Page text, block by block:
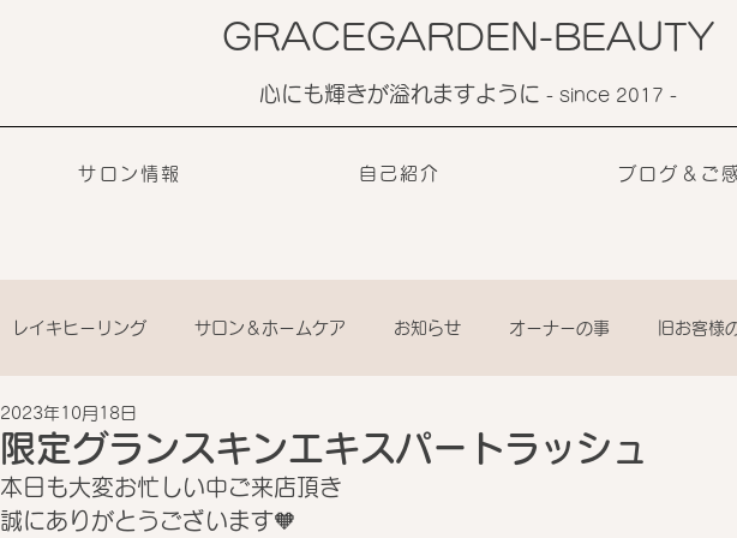
GRACEGARDEN-BEAUTY
心にも輝きが溢れますように ​- since 2017 -
サロン情報 自己紹介 ブログ＆ご
レイキヒーリング サロン＆ホームケア お知らせ オーナーの事 旧お客様
限定グランスキンエキスパートラッシュ
2023年10月18日
本日も大変お忙しい中ご来店頂き
誠にありがとうございます🧡